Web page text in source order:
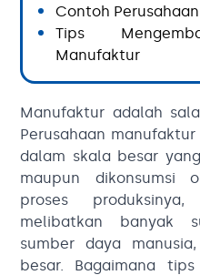
Contoh
Tips
Manufaktur
Manufaktur adalah
Perusahaan
dalam skala besar
maupun dikonsumsi
proses
melibatkan banyak
sumber daya
besar. Bagaimana